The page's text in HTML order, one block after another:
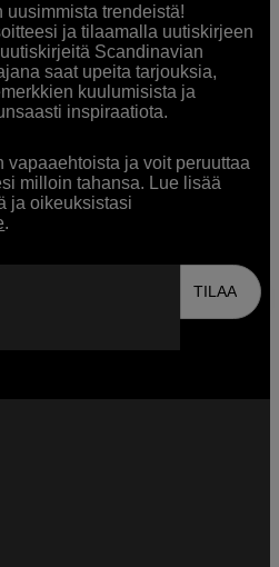
trendeistä!
ja tilaamalla uutiskirjeen
Scandinavian
saat upeita tarjouksia,
kuulumisista ja
inspiraatiota.
ja voit peruuttaa
milloin tahansa. Lue lisää
ja oikeuksistasi
.
TILAA